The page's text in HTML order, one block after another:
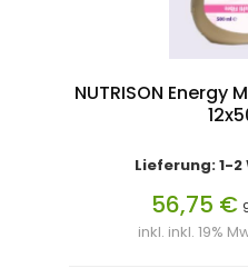
NUTRISON Energy
Lieferung: 1-
56,75 €
inkl. inkl. 19%